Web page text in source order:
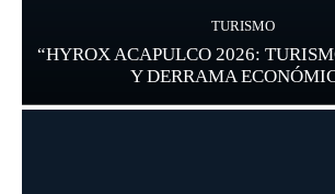
TURISMO
“HYROX ACAPULCO 2026:
Y DERRAMA